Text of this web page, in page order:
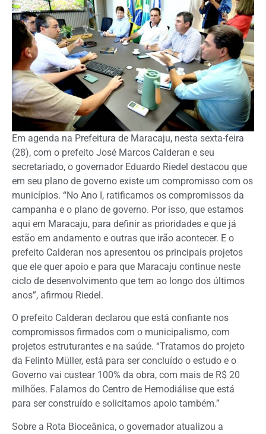
Em agenda na Prefeitura de Maracaju, nesta sexta-feira
(28), com o prefeito José Marcos Calderan e seu
secretariado, o governador Eduardo Riedel destacou que
em seu plano de governo existe um compromisso com os
municípios. “No Ano I, ratificamos os compromissos da
campanha e o plano de governo. Por isso, que estamos
aqui em Maracaju, para definir as prioridades e que já
estão em andamento e outras que irão acontecer. E o
prefeito Calderan nos apresentou os principais projetos
que ele quer apoio e para que Maracaju continue neste
ciclo de desenvolvimento que tem ao longo dos últimos
anos”, afirmou Riedel.
O prefeito Calderan declarou que está confiante nos
compromissos firmados com o municipalismo, com
projetos estruturantes e na saúde. “Tratamos do projeto
da Felinto Müller, está para ser concluído o estudo e o
Governo vai custear 100% da obra, com mais de R$ 20
milhões. Falamos do Centro de Hemodiálise que está
para ser construído e solicitamos apoio também.”
Sobre a Rota Bioceânica, o governador atualizou a